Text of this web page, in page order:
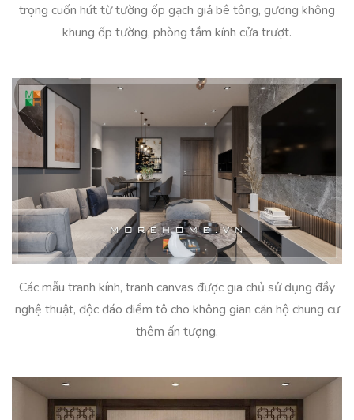
trọng cuốn hút từ tường ốp gạch giả bê tông, gương không
khung ốp tường, phòng tắm kính cửa trượt.
Các mẫu tranh kính, tranh canvas được gia chủ sử dụng đầy
nghệ thuật, độc đáo điểm tô cho không gian căn hộ chung cư
thêm ấn tượng.